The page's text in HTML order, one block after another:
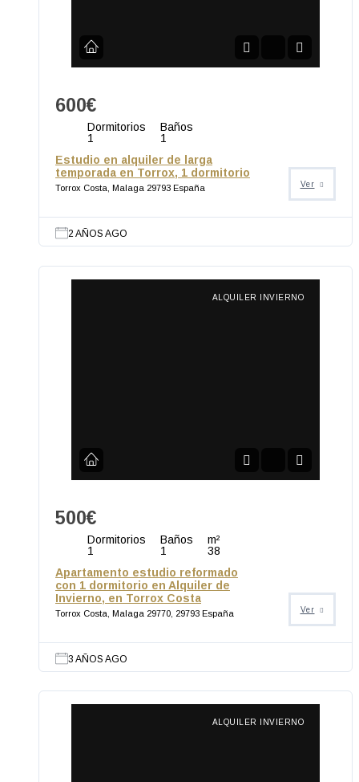
600€
Dormitorios
1
Baños
1
Estudio en alquiler de larga
temporada en Torrox, 1 dormitorio
Torrox Costa, Malaga 29793 España Ver
2 AÑOS AGO
ALQUILER INVIERNO
500€
Dormitorios
1
Baños
1
m²
38
Apartamento estudio reformado
con 1 dormitorio en Alquiler de
Invierno, en Torrox Costa
Torrox Costa, Malaga 29770, 29793 España Ver
3 AÑOS AGO
ALQUILER INVIERNO